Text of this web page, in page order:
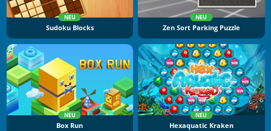
NEU
Sudoku Blocks
NEU
Zen Sort Parking Puzzle
NEU
Box Run
NEU
Hexaquatic Kraken